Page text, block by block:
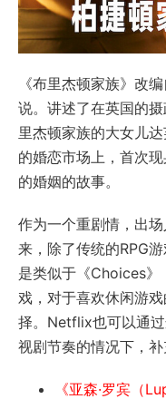
《布里杰顿家族》改
说。讲述了在英国的
里杰顿家族的大女儿
的婚恋市场上，首次
的婚姻的故事。
作为一个重剧情，出
来，除了传统的RPG
是类似于《Choices
戏，对于喜欢休闲游
择。Netflix也可以通
视剧节奏的情况下，补
《亚森·罗宾（